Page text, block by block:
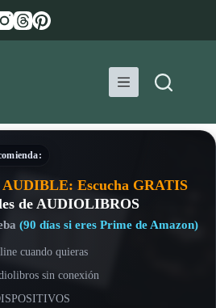
Escucha GRATIS
de AUDIOLIBROS
(90 días si eres Prime de Amazon)
cuando quieras
sin conexión